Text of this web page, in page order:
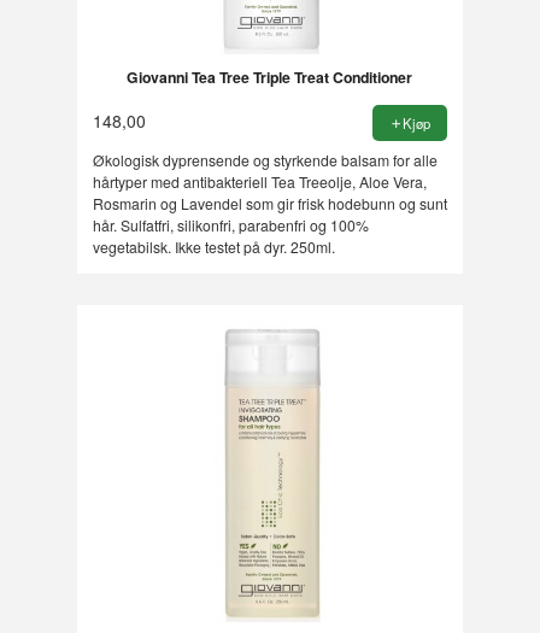
Giovanni Tea Tree Triple Treat Conditioner
148,00 Kjøp
Økologisk dyprensende og styrkende balsam for alle
hårtyper med antibakteriell Tea Treeolje, Aloe Vera,
Rosmarin og Lavendel som gir frisk hodebunn og sunt
hår. Sulfatfri, silikonfri, parabenfri og 100%
vegetabilsk. Ikke testet på dyr. 250ml.